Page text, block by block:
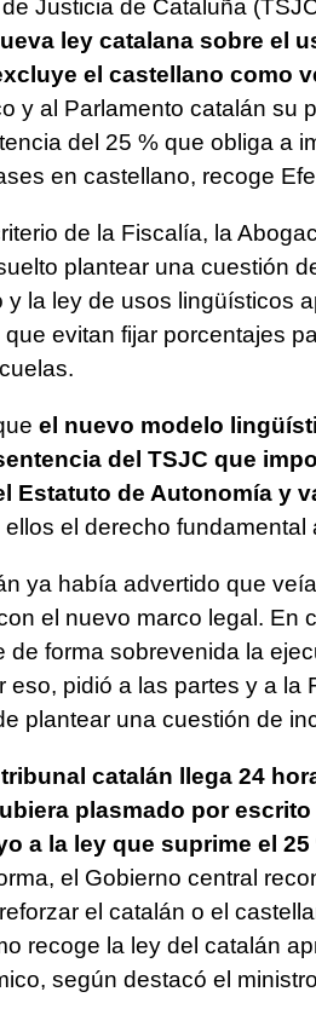
Justicia de Cataluña
ley catalana sobre el
el castellano como
y al Parlamento catalán su
del 25 % que obliga a
en castellano, recoge
de la Fiscalía, la
plantear una cuestión
la ley de usos lingüísticos
evitan fijar porcentajes
el nuevo modelo
del TSJC que
Estatuto de Autonomía y
ellos el derecho fundamental
ya había advertido que
el nuevo marco legal. En
de forma sobrevenida la
eso, pidió a las partes y a la
plantear una cuestión de
catalán llega 24
plasmado por
a la ley que suprime el
el Gobierno central
el catalán o el
recoge la ley del catalán
según destacó el